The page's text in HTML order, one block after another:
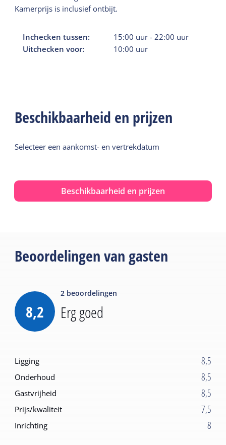
Kamerprijs is inclusief ontbijt.
Inchecken tussen: 15:00 uur - 22:00 uur
Uitchecken voor:
10:00 uur
Beschikbaarheid en prijzen
Selecteer een aankomst- en vertrekdatum
Beschikbaarheid en prijzen
Beoordelingen van gasten
8,2
2 beoordelingen
Erg goed
Ligging 8,5
Onderhoud 8,5
Gastvrijheid 8,5
Prijs/kwaliteit 7,5
Inrichting 8